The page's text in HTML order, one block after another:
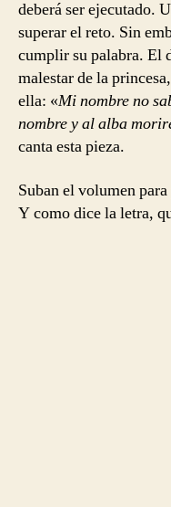
deberá ser ejecutado.
superar el reto. Sin
cumplir su palabra. El
malestar de la
ella: «Mi nombre no
nombre y al alba
canta esta pieza.
Suban el volumen
Y como dice la letra,